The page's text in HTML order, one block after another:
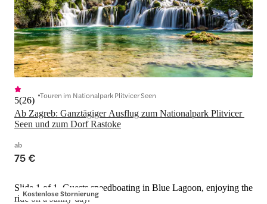
Ab Zagreb: Ganztägiger Ausflug zum Nationalpark Plitvicer
Seen und zum Dorf Rastoke
5(26) Touren im Nationalpark Plitvicer Seen
ab
75 €
Kostenlose Stornierung
Slide 1 of 1, Guests speedboating in Blue Lagoon, enjoying the
ride on a sunny day.